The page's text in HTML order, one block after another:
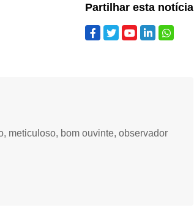
Partilhar esta notícia
meticuloso, bom ouvinte, observador